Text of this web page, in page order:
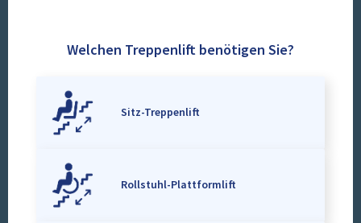
Welchen Treppenlift benötigen Sie?
Sitz-Treppenlift
Rollstuhl-Plattformlift